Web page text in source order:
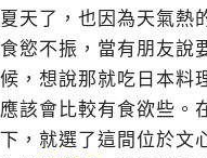
天了，也因為天氣熱
慾不振，當有朋友說
，想說那就吃日本料
該會比較有食欲些。
，就選了這間位於文